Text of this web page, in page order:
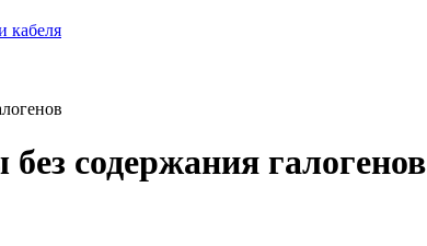
кабеля
содержания галогенов